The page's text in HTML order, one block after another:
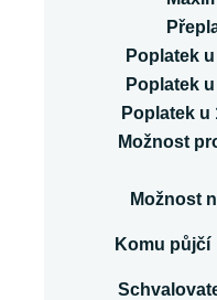
Poplatek
Poplatek
Poplatek u
Možnost
Možnost
Komu půjčí